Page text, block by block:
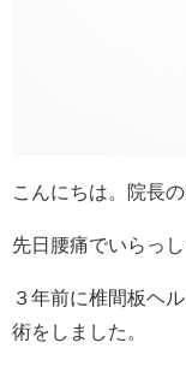
こんにちは。院長の
先日腰痛でいらっ
３年前に椎間板ヘ
術をしました。